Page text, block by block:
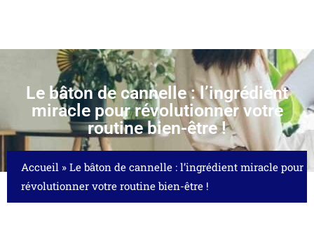
Le bâton de cannelle : l’ingrédient
miracle pour révolutionner votre
routine bien-être !
Accueil » Le bâton de cannelle : l’ingrédient miracle pour
révolutionner votre routine bien-être !